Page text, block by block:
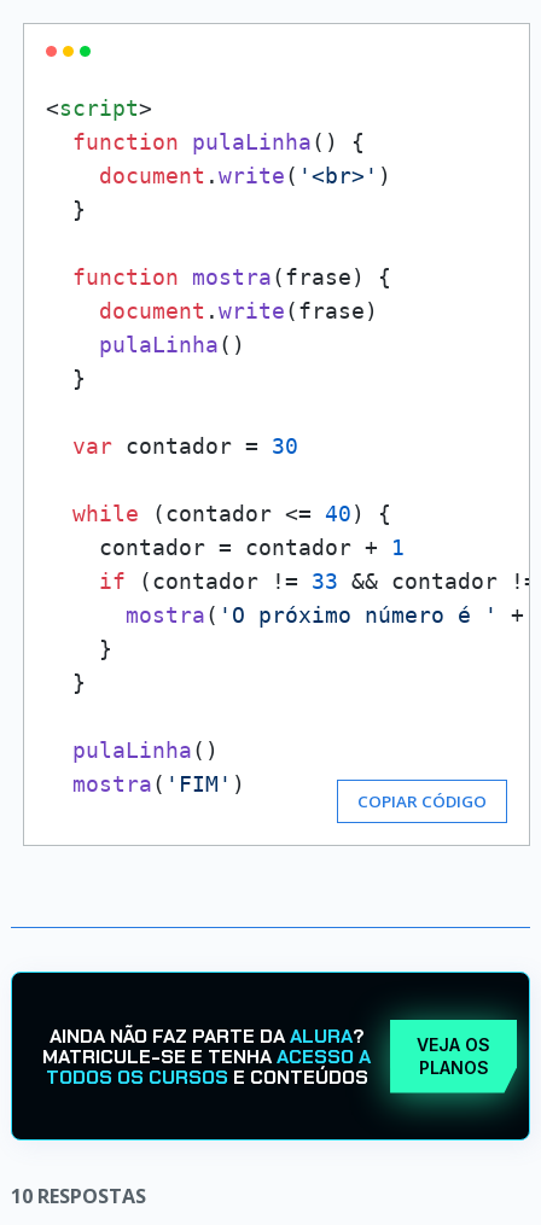
<script>
function
pulaLinha( ) {
document .write( '<br>' )
  }
function mostra(frase) {
document .write(frase)
pulaLinha()
  }
var contador = 30
while (contador <= 40) {
    contador = contador +
1
if (contador != 33 && contador
mostra( 'O próximo número é '
+
    }
  }
pulaLinha()
mostra( 'FIM' )
COPIAR CÓDIGO
AINDA NÃO FAZ PARTE DAALURA?
MATRICULE-SE E TENHAACESSO A
TODOS OS CURSOS E CONTEÚDOS
VEJA OS
PLANOS
10 RESPOSTAS